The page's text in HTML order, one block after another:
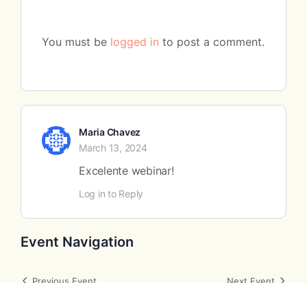
You must be logged in to post a comment.
Maria Chavez
March 13, 2024
Excelente webinar!
Log in to Reply
Event Navigation